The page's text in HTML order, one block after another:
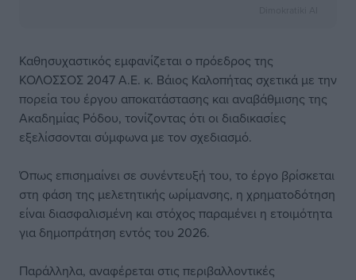
Καθησυχαστικός εμφανίζεται ο πρόεδρος της
ΚΟΛΟΣΣΟΣ 2047 Α.Ε. κ. Βάιος Καλοπήτας σχετικά με την
πορεία του έργου αποκατάστασης και αναβάθμισης της
Ακαδημίας Ρόδου, τονίζοντας ότι οι διαδικασίες
εξελίσσονται σύμφωνα με τον σχεδιασμό.
Όπως επισημαίνει σε συνέντευξή του, το έργο βρίσκεται
στη φάση της μελετητικής ωρίμανσης, η χρηματοδότηση
είναι διασφαλισμένη και στόχος παραμένει η ετοιμότητα
για δημοπράτηση εντός του 2026.
Παράλληλα, αναφέρεται στις περιβαλλοντικές